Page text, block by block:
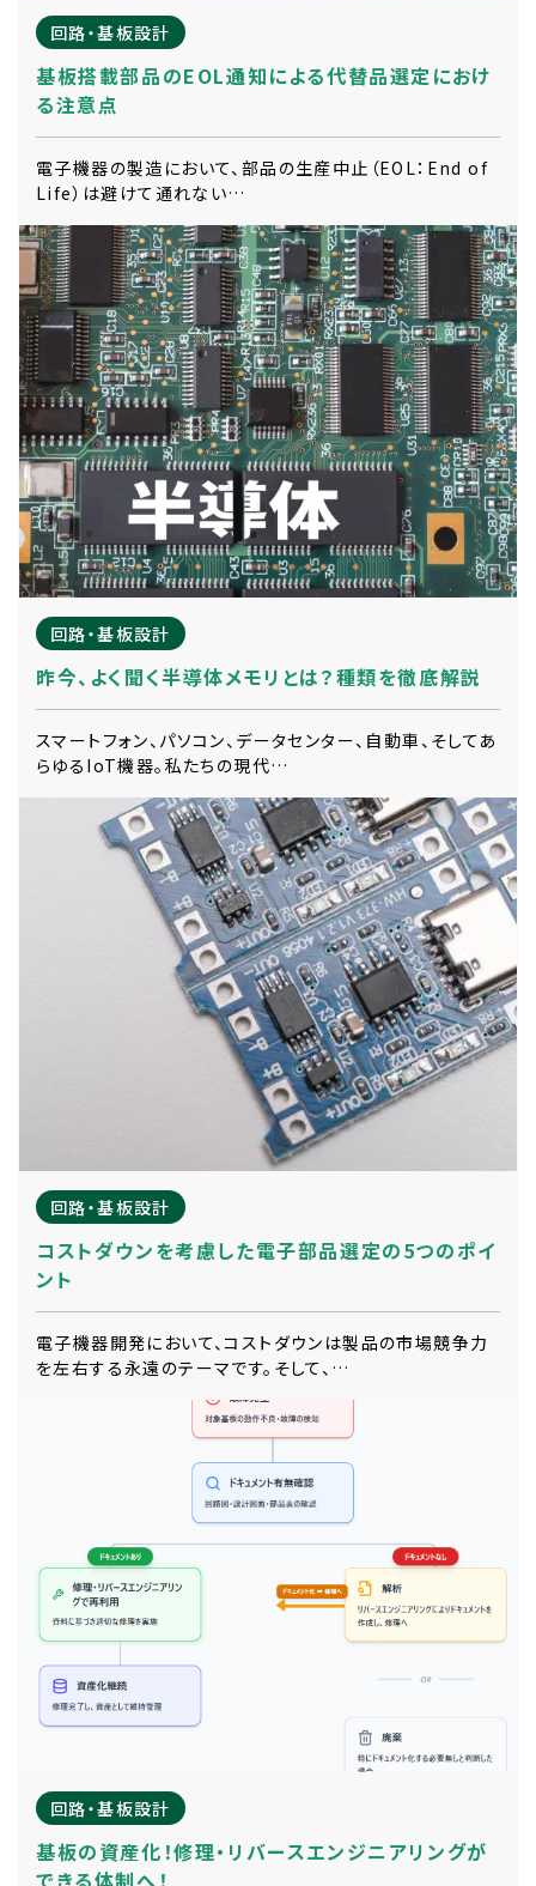
回路・基板設計
基板搭載部品のEOL通知による代替品選定におけ
る注意点
電子機器の製造において、部品の生産中止（EOL：End of
Life）は避けて通れない…
回路・基板設計
昨今、よく聞く半導体メモリとは？種類を徹底解説
スマートフォン、パソコン、データセンター、自動車、そしてあ
らゆるIoT機器。私たちの現代…
回路・基板設計
コストダウンを考慮した電子部品選定の5つのポイ
ント
電子機器開発において、コストダウンは製品の市場競争力
を左右する永遠のテーマです。そして、…
回路・基板設計
基板の資産化！修理・リバースエンジニアリングが
できる体制へ！